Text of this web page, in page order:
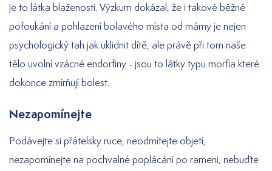
je to látka blaženosti. Výzkum dokázal, že i takové běžné
pofoukání a pohlazení bolavého místa od mámy je nejen
psychologický tah jak uklidnit dítě, ale právě při tom naše
tělo uvolní vzácné endorfiny - jsou to látky typu morfia které
dokonce zmírňují bolest.
Nezapomínejte
Podávejte si přátelsky ruce, neodmítejte objetí,
nezapomínejte na pochvalné poplácání po rameni, nebuďte